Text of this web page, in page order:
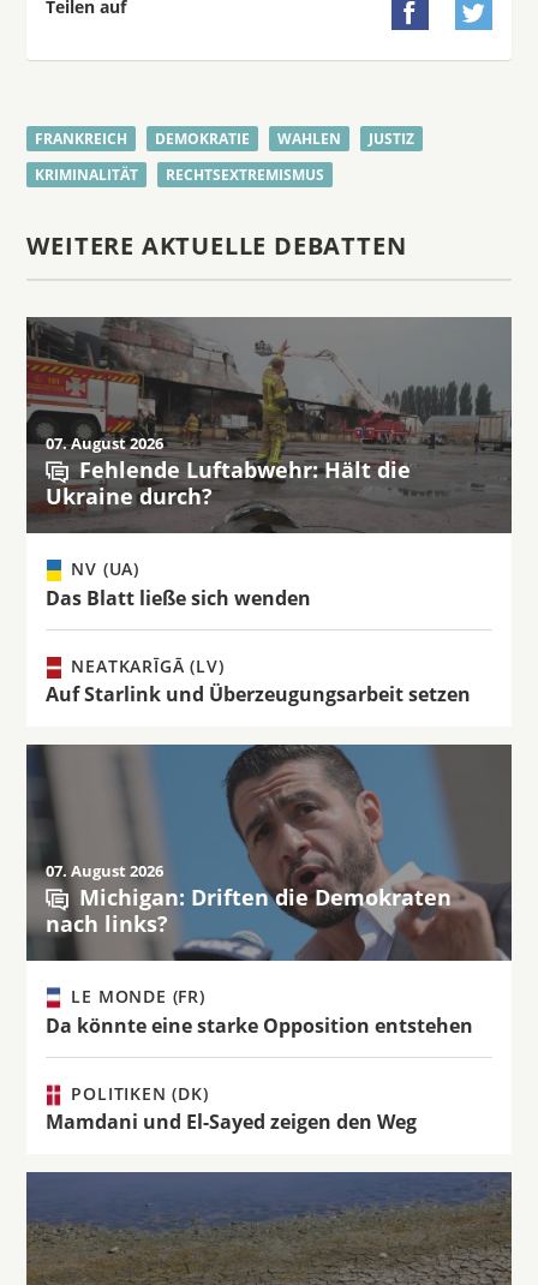
Teilen auf  
FRANKREICH DEMOKRATIE WAHLEN
JUSTIZ
KRIMINALITÄT
RECHTSEXTREMISMUS
WEITERE AKTUELLE DEBATTEN
07. August 2026
Fehlende Luftabwehr: Hält die
Ukraine durch?
NV (UA)
Das Blatt ließe sich wenden
NEATKARĪGĀ (LV)
Auf Starlink und Überzeugungsarbeit setzen
07. August 2026
Michigan: Driften die Demokraten
nach links?
LE MONDE (FR)
Da könnte eine starke Opposition entstehen
POLITIKEN (DK)
Mamdani und El-Sayed zeigen den Weg